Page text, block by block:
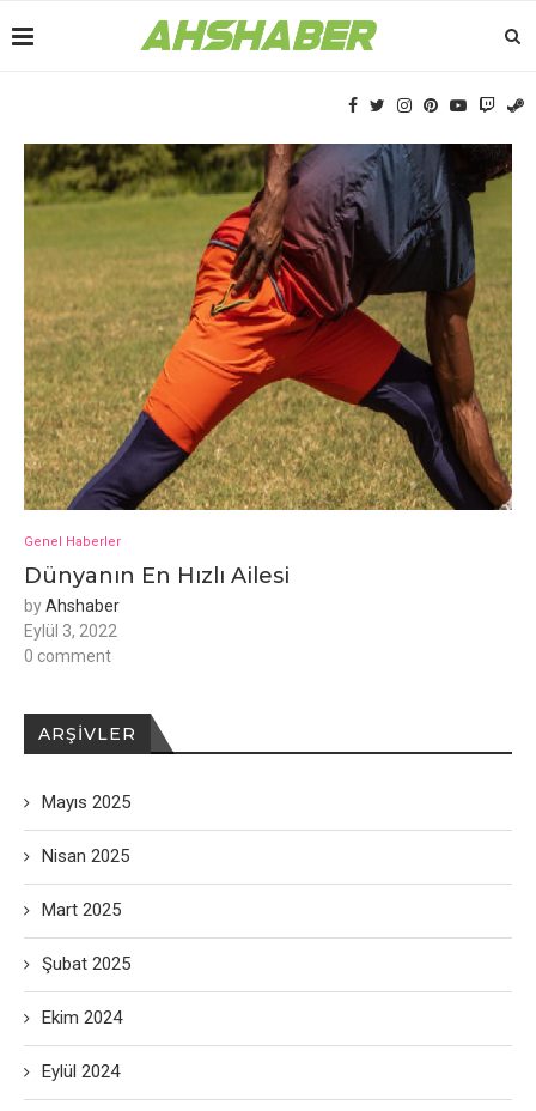
Genel Haberler
Dünyanın En Hızlı Ailesi
byAhshaber
Eylül 3, 2022
0 comment
ARŞIVLER
Mayıs 2025
Nisan 2025
Mart 2025
Şubat 2025
Ekim 2024
Eylül 2024